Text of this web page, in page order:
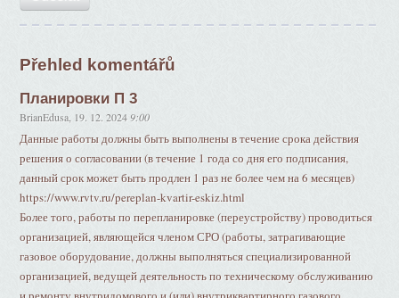
Přehled komentářů
Планировки П 3
BrianEdusa 19. 12. 2024 9:00
Данные работы должны быть выполнены в течение срока действия
решения о согласовании (в течение 1 года со дня его подписания,
данный срок может быть продлен 1 раз не более чем на 6 месяцев)
https://www.rvtv.ru/pereplan-kvartir-eskiz.html
Более того, работы по перепланировке (переустройству) проводиться
организацией, являющейся членом СРО (работы, затрагивающие
газовое оборудование, должны выполняться специализированной
организацией, ведущей деятельность по техническому обслуживанию